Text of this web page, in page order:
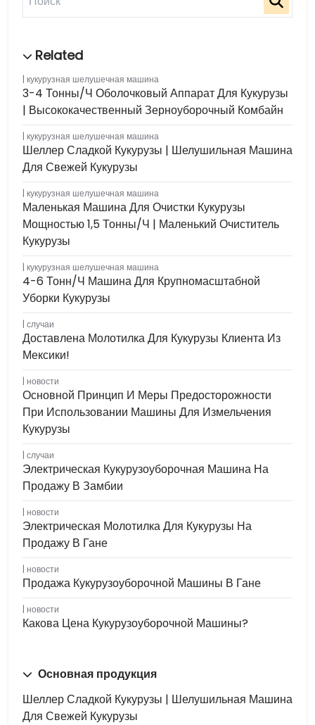
кукурузная шелушечная машина
3-4 Тонны/ч Оболочковый Аппарат Для Кукурузы
| Высококачественный Зерноуборочный Комбайн
кукурузная шелушечная машина
Шеллер Сладкой Кукурузы | Шелушильная Машина
Для Свежей Кукурузы
кукурузная шелушечная машина
Маленькая Машина Для Очистки Кукурузы
Мощностью 1,5 Тонны/ч | Маленький Очиститель
Кукурузы
кукурузная шелушечная машина
4-6 Тонн/ч Машина Для Крупномасштабной
Уборки Кукурузы
случаи
Доставлена ​​молотилка Для Кукурузы Клиента Из
Мексики!
новости
Основной Принцип И Меры Предосторожности
При Использовании Машины Для Измельчения
Кукурузы
случаи
Электрическая Кукурузоуборочная Машина На
Продажу В Замбии
новости
Электрическая Молотилка Для Кукурузы На
Продажу В Гане
новости
Продажа Кукурузоуборочной Машины В Гане
новости
Какова Цена Кукурузоуборочной Машины?
Основная продукция
Шеллер Сладкой Кукурузы | Шелушильная Машина
Для Свежей Кукурузы